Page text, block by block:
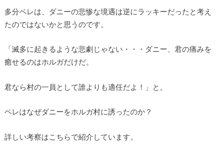
多分ペレは、ダニーの悲惨な境遇は逆にラッキーだったと考え
たのではないかと思うのです。
「滅多に起きるような悲劇じゃない・・・ダニー、君の痛みを
癒せるのはホルガだけだ。
君なら村の一員として誰よりも適任だよ！」と。
ペレはなぜダニーをホルガ村に誘ったのか？
詳しい考察はこちらで紹介しています。